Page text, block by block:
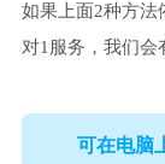
如果上面2种方法
对1服务，我们会
可在电脑